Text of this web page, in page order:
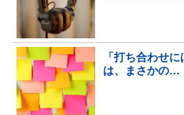
「打ち合わせ
は、まさかの…